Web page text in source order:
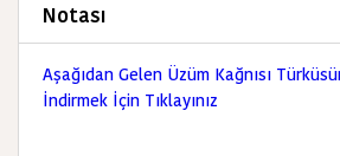
Notası
Aşağıdan Gelen Üzüm Kağnısı
İndirmek İçin Tıklayınız